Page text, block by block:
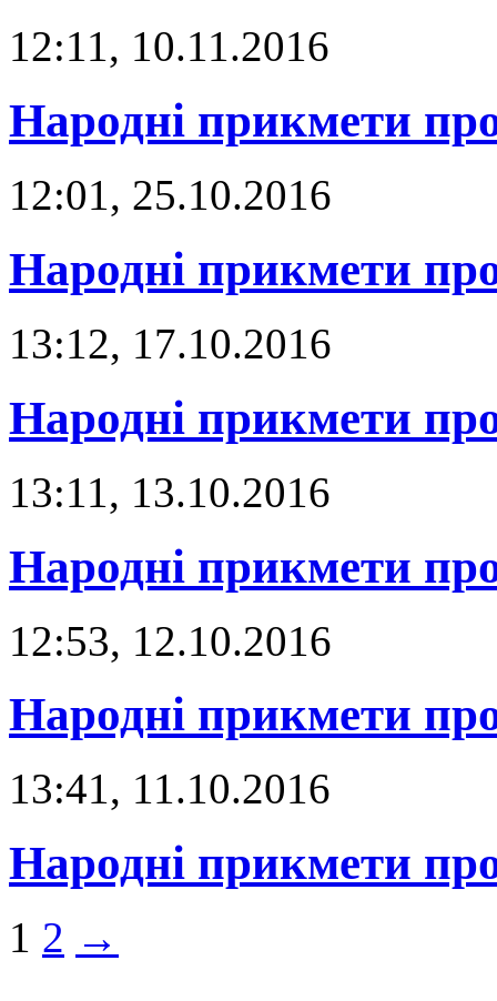
12:11, 10.11.2016
Народні прикмети
12:01, 25.10.2016
Народні прикмети
13:12, 17.10.2016
Народні прикмети
13:11, 13.10.2016
Народні прикмети
12:53, 12.10.2016
Народні прикмети
13:41, 11.10.2016
Народні прикмети
1 2 →